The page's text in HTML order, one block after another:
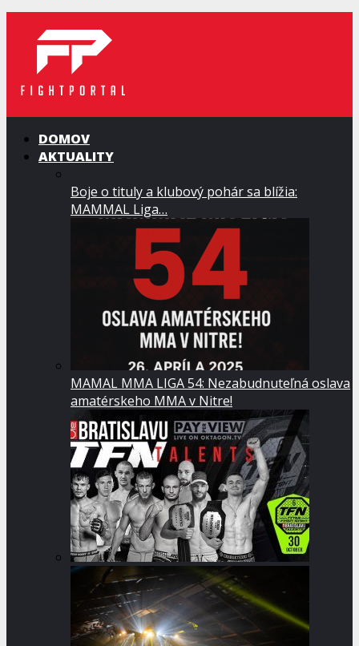
DOMOV
AKTUALITY
Boje o tituly a klubový pohár sa blížia:
MAMMAL Liga…
MAMAL MMA LIGA 54: Nezabudnuteľná oslava
amatérskeho MMA v Nitre!